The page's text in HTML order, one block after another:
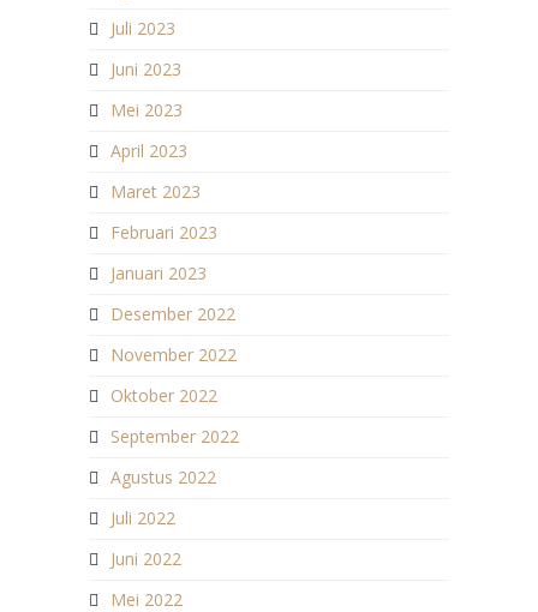
Juli 2023
Juni 2023
Mei 2023
April 2023
Maret 2023
Februari 2023
Januari 2023
Desember 2022
November 2022
Oktober 2022
September 2022
Agustus 2022
Juli 2022
Juni 2022
Mei 2022